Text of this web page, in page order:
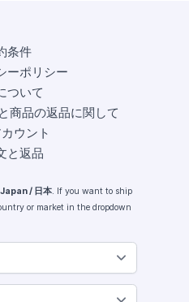
条件
ーポリシー
ついて
商品の返品に関して
ウント
と返品
Japan / 日本. If you want to ship
or market in the dropdown